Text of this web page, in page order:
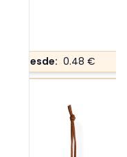
desde: 0.48 €